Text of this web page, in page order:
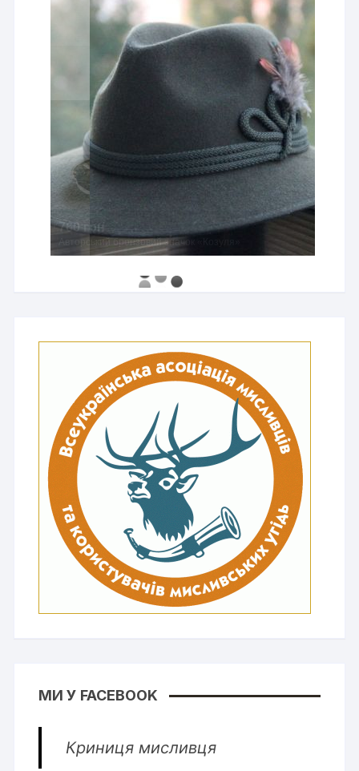
760 грн
Авторський бронзовий значок «Козуля»
МИ У FACEBOOK
Криниця мисливця